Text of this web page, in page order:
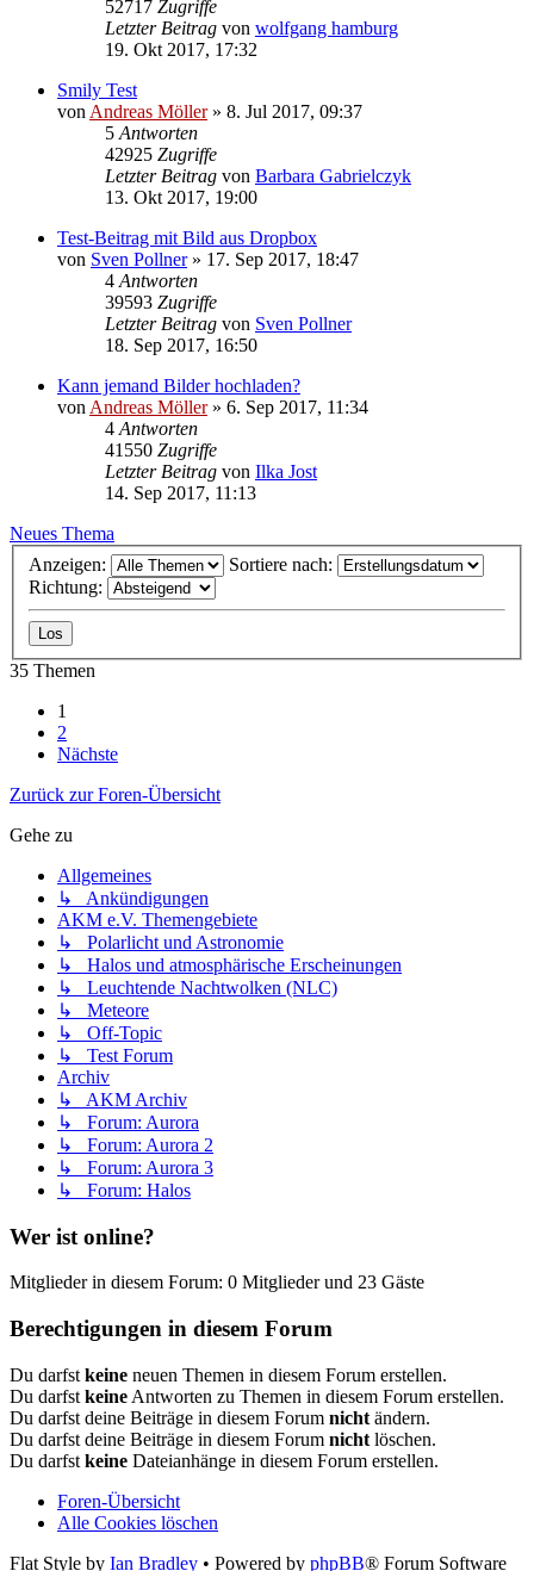
52717 Zugriffe
Letzter Beitrag von wolfgang hamburg
19. Okt 2017, 17:32
Smily Test
von Andreas Möller» 8. Jul 2017, 09:37
5 Antworten
42925 Zugriffe
Letzter Beitrag von Barbara Gabrielczyk
13. Okt 2017, 19:00
Test-Beitrag mit Bild aus Dropbox
von Sven Pollner» 17. Sep 2017, 18:47
4 Antworten
39593 Zugriffe
Letzter Beitrag von Sven Pollner
18. Sep 2017, 16:50
Kann jemand Bilder hochladen?
von Andreas Möller» 6. Sep 2017, 11:34
4 Antworten
41550 Zugriffe
Letzter Beitrag von Ilka Jost
14. Sep 2017, 11:13
Neues Thema
Anzeigen:
Sortiere nach:
Richtung:
35 Themen
1
2
Nächste
Zurück zur Foren-Übersicht
Gehe zu
Allgemeines
↳ Ankündigungen
AKM e.V. Themengebiete
↳ Polarlicht und Astronomie
↳ Halos und atmosphärische Erscheinungen
↳ Leuchtende Nachtwolken (NLC)
↳ Meteore
↳ Off-Topic
↳ Test Forum
Archiv
↳ AKM Archiv
↳ Forum: Aurora
↳ Forum: Aurora 2
↳ Forum: Aurora 3
↳ Forum: Halos
Wer ist online?
Mitglieder in diesem Forum: 0 Mitglieder und 23 Gäste
Berechtigungen in diesem Forum
Du darfst keine neuen Themen in diesem Forum erstellen.
Du darfst keine Antworten zu Themen in diesem Forum erstellen.
Du darfst deine Beiträge in diesem Forum nicht ändern.
Du darfst deine Beiträge in diesem Forum nicht löschen.
Du darfst keine Dateianhänge in diesem Forum erstellen.
Foren-Übersicht
Alle Cookies löschen
Flat Style by Ian Bradley • Powered by phpBB® Forum Software